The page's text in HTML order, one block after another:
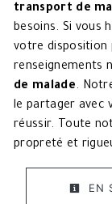
transport de
besoins. Si vous
votre disposition
renseignements
de malade.
le partager avec
réussir. Toute
propreté et
EN